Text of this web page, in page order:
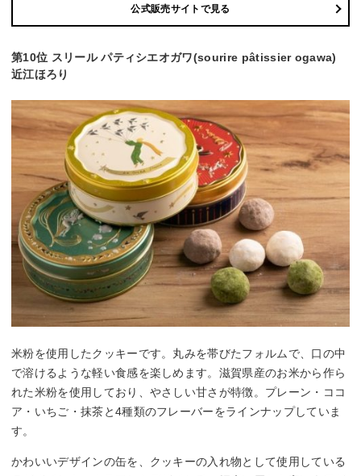
公式販売サイトで見る
第10位 スリール パティシエオガワ(sourire pâtissier ogawa)
近江ほろり
米粉を使用したクッキーです。丸みを帯びたフォルムで、口の中
で溶けるような軽い食感を楽しめます。滋賀県産のお米から作ら
れた米粉を使用しており、やさしい甘さが特徴。プレーン・ココ
ア・いちご・抹茶と4種類のフレーバーをラインナップしていま
す。
かわいいデザインの缶を、クッキーの入れ物として使用している